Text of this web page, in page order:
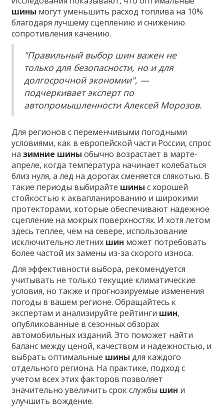
шины могут уменьшить расход топлива на 10%
благодаря лучшему сцеплению и снижению
сопротивления качению.
"Правильный выбор шин важен не
только для безопасности, но и для
долгосрочной экономии", —
подчеркивает эксперт по
автопромышленности Алексей Морозов.
Для регионов с переменчивыми погодными
условиями, как в европейской части России, спрос
назимние шины обычно возрастает в марте-
апреле, когда температура начинает колебаться
близ нуля, а лед на дорогах сменяется слякотью. В
такие периоды выбирайте шины с хорошей
стойкостью к аквапланированию и широкими
протекторами, которые обеспечивают надежное
сцепление на мокрых поверхностях. И хотя летом
здесь теплее, чем на севере, использование
исключительно летних шин может потребовать
более частой их замены из-за скорого износа.
Для эффективности выбора, рекомендуется
учитывать не только текущие климатические
условия, но также и прогнозируемые изменения
погоды в вашем регионе. Обращайтесь к
экспертам и анализируйте рейтинги шин,
опубликованные в сезонных обзорах
автомобильных изданий. Это поможет найти
баланс между ценой, качеством и надежностью, и
выбрать оптимальные шины для каждого
отдельного региона. На практике, подход с
учетом всех этих факторов позволяет
значительно увеличить срок службы шин и
улучшить вождение.